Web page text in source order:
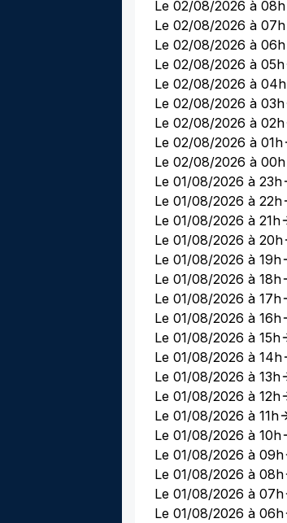
Le 02/08/2026 à 08h
Le 02/08/2026 à 07h
Le 02/08/2026 à 06h
Le 02/08/2026 à 05h
Le 02/08/2026 à 04h
Le 02/08/2026 à 03h
Le 02/08/2026 à 02h
Le 02/08/2026 à 01h
Le 02/08/2026 à 00h
Le 01/08/2026 à 23h
Le 01/08/2026 à 22h
Le 01/08/2026 à 21h
Le 01/08/2026 à 20h
Le 01/08/2026 à 19h
Le 01/08/2026 à 18h
Le 01/08/2026 à 17h
Le 01/08/2026 à 16h
Le 01/08/2026 à 15h
Le 01/08/2026 à 14h
Le 01/08/2026 à 13h
Le 01/08/2026 à 12h
Le 01/08/2026 à 11h
Le 01/08/2026 à 10h
Le 01/08/2026 à 09h
Le 01/08/2026 à 08h
Le 01/08/2026 à 07h
Le 01/08/2026 à 06h